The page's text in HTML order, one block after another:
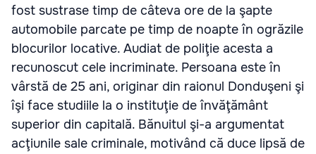
fost sustrase timp de câteva ore de la şapte
automobile parcate pe timp de noapte în ogrăzile
blocurilor locative. Audiat de poliţie acesta a
recunoscut cele incriminate. Persoana este în
vârstă de 25 ani, originar din raionul Donduşeni şi
îşi face studiile la o instituţie de învăţământ
superior din capitală. Bănuitul şi-a argumentat
acţiunile sale criminale, motivând că duce lipsă de